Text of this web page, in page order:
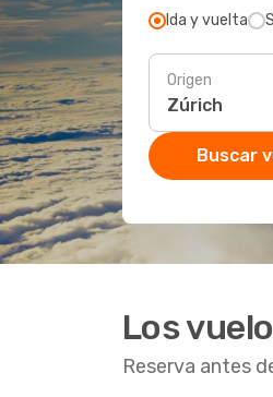
Ida y vuelta
Origen
Buscar
Los
Reserva antes